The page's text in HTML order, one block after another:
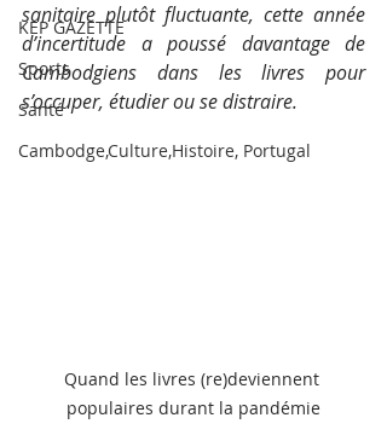
KEP GAZETTE
Sports
Santé
Cambodge,Culture,Histoire, Portugal
sanitaire plutôt fluctuante, cette année
d’incertitude a poussé davantage de
Cambodgiens dans les livres pour
s’occuper, étudier ou se distraire.
Quand les livres (re)deviennent
populaires durant la pandémie